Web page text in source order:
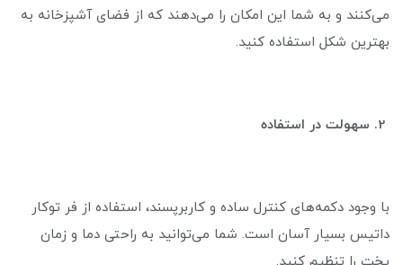
می‌کنند و به شما این امکان را می‌دهند که از فضای آشپزخانه به
بهترین شکل استفاده کنید.
2. سهولت در استفاده
با وجود دکمه‌های کنترل ساده و کاربرپسند، استفاده از فر توکار
داتیس بسیار آسان است. شما می‌توانید به راحتی دما و زمان